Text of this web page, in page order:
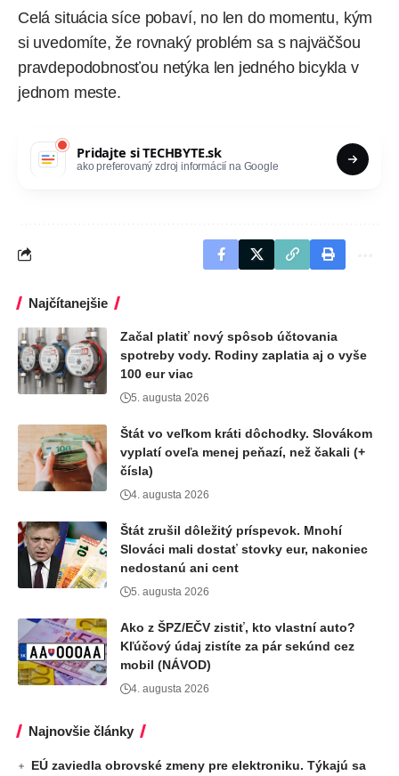
Celá situácia síce pobaví, no len do momentu, kým
si uvedomíte, že rovnaký problém sa s najväčšou
pravdepodobnosťou netýka len jedného bicykla v
jednom meste.
Pridajte siTECHBYTE.sk
ako preferovaný zdroj informácií na Google
Najčítanejšie
Začal platiť nový spôsob účtovania
spotreby vody. Rodiny zaplatia aj o vyše
100 eur viac
5. augusta 2026
Štát vo veľkom kráti dôchodky. Slovákom
vyplatí oveľa menej peňazí, než čakali (+
čísla)
4. augusta 2026
Štát zrušil dôležitý príspevok. Mnohí
Slováci mali dostať stovky eur, nakoniec
nedostanú ani cent
5. augusta 2026
Ako z ŠPZ/EČV zistiť, kto vlastní auto?
Kľúčový údaj zistíte za pár sekúnd cez
mobil (NÁVOD)
4. augusta 2026
Najnovšie články
EÚ zaviedla obrovské zmeny pre elektroniku. Týkajú sa